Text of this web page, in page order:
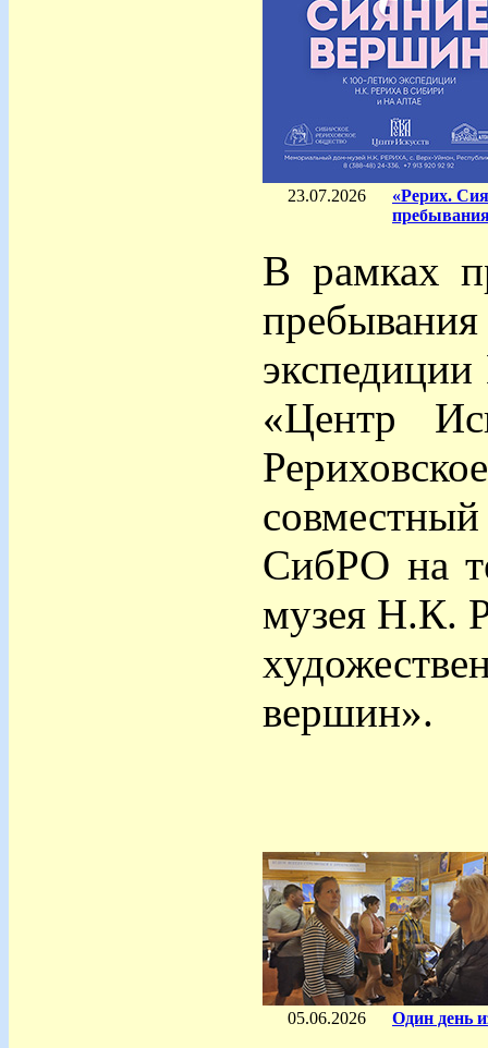
23.07.2026
«Рерих.
В рамках
«Центр
СибРО на
музея Н.К.
вершин».
05.06.2026 Один день